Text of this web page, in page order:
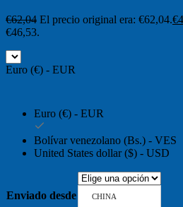
€62,04 El precio original era: €62,04.€
€46,53.
Euro (€) - EUR
Euro (€) - EUR
Bolívar venezolano (Bs.) - VES
United States dollar ($) - USD
Enviado desde CHINA